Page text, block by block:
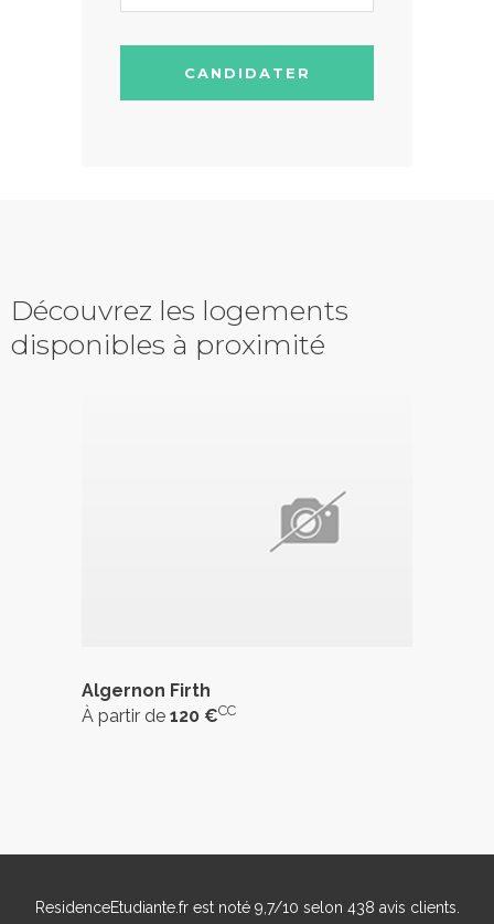
CANDIDATER
Découvrez les logements
disponibles à proximité
Algernon Firth
À partir de 120 €CC
ResidenceEtudiante.frest noté 9,7/10 selon 438 avis clients.